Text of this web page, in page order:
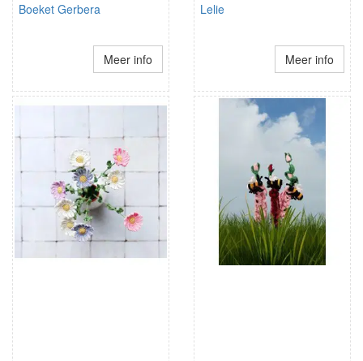
Boeket Gerbera
Meer info
Lelie
Meer info